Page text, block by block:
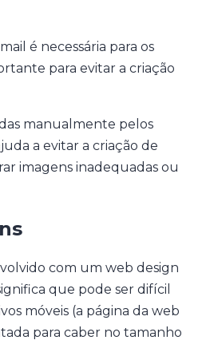
é necessária para os
para evitar a criação
manualmente pelos
a evitar a criação de
imagens inadequadas ou
com um web design
que pode ser difícil
móveis (a página da web
para caber no tamanho